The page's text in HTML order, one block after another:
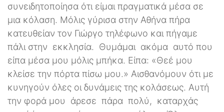
συνειδητοποίησα ότι είμαι πραγματικά μέσα σε
μια κόλαση. Μόλις γύρισα στην Αθήνα πήρα
κατευθείαν τον Γιώργο τηλέφωνο και πήγαμε
πάλι στην εκκλησία. Θυμάμαι ακόμα αυτό που
είπα μέσα μου μόλις μπήκα. Είπα: «Θεέ μου
κλείσε την πόρτα πίσω μου.» Αισθανόμουν ότι με
κυνηγούν όλες οι δυνάμεις της κολάσεως. Αυτή
την φορά μου άρεσε πάρα πολύ, καταρχάς